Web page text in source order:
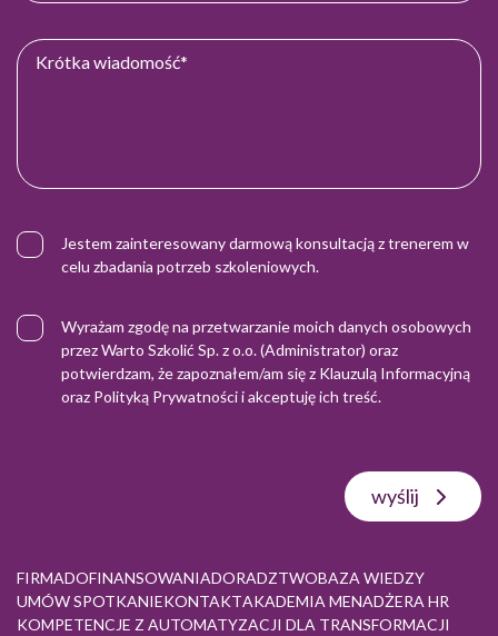
Jestem zainteresowany darmową konsultacją z trenerem w
celu zbadania potrzeb szkoleniowych.
Wyrażam zgodę na przetwarzanie moich danych osobowych
przez Warto Szkolić Sp. z o.o. (Administrator) oraz
potwierdzam, że zapoznałem/am się z Klauzulą Informacyjną
oraz Polityką Prywatnościi akceptuję ich treść.
wyślij
FIRMADOFINANSOWANIADORADZTWOBAZA WIEDZY
UMÓW SPOTKANIEKONTAKTAKADEMIA MENADŻERA HR
KOMPETENCJE Z AUTOMATYZACJI DLA TRANSFORMACJI